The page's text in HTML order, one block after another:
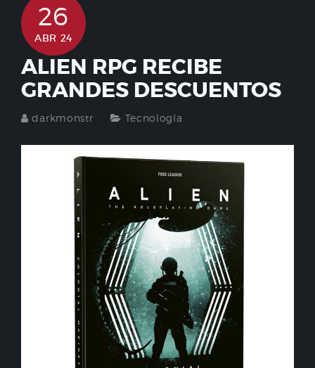
26
ABR 24
ALIEN RPG RECIBE
GRANDES DESCUENTOS
darkmonstr Tecnología